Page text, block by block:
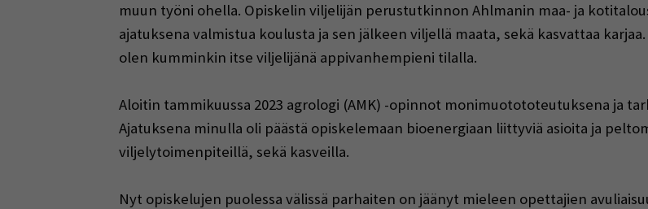
muun työni ohella. Opiskelin viljelijän perustutkinnon Ahlmanin maa- ja
ajatuksena valmistua koulusta ja sen jälkeen viljellä maata, sekä kasvattaa
olen kumminkin itse viljelijänä appivanhempieni tilalla.
Aloitin tammikuussa 2023 agrologi (AMK) -opinnot monimuotototeutuksena ja
Ajatuksena minulla oli päästä opiskelemaan bioenergiaan liittyviä asioita ja
viljelytoimenpiteillä, sekä kasveilla.
Nyt opiskelujen puolessa välissä parhaiten on jäänyt mieleen opettajien